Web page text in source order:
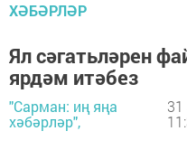
ХӘБӘРЛӘР
Ял сәгатьләрен
ярдәм итәбез
"Сарман: иң яңа
хәбәрләр",
31